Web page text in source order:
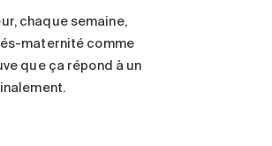
chaque semaine,
maternité comme
que ça répond à un